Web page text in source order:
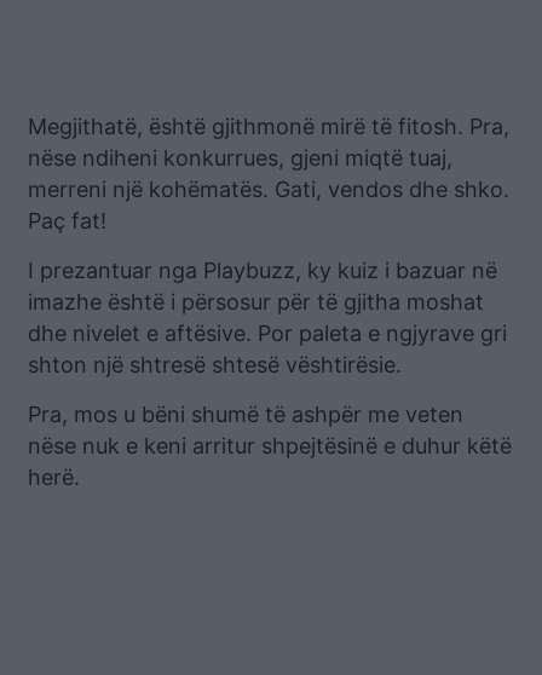
Megjithatë, është gjithmonë mirë të fitosh. Pra,
nëse ndiheni konkurrues, gjeni miqtë tuaj,
merreni një kohëmatës. Gati, vendos dhe shko.
Paç fat!
I prezantuar nga Playbuzz, ky kuiz i bazuar në
imazhe është i përsosur për të gjitha moshat
dhe nivelet e aftësive. Por paleta e ngjyrave gri
shton një shtresë shtesë vështirësie.
Pra, mos u bëni shumë të ashpër me veten
nëse nuk e keni arritur shpejtësinë e duhur këtë
herë.